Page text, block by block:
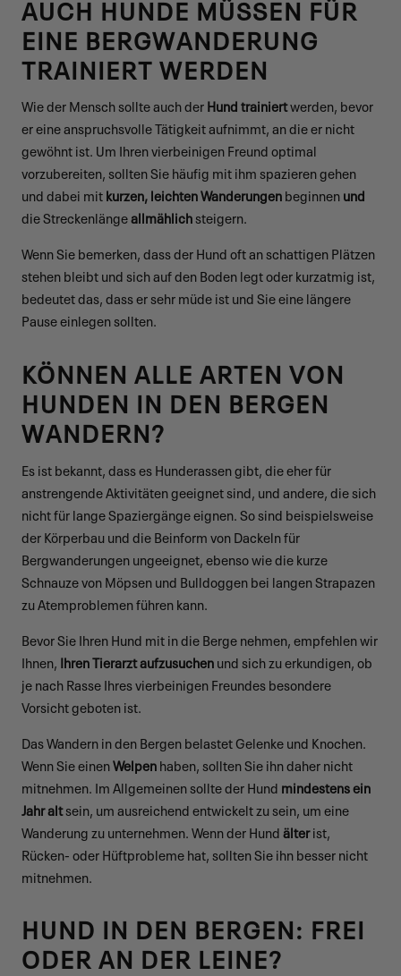
AUCH HUNDE MÜSSEN FÜR
EINE BERGWANDERUNG
TRAINIERT WERDEN
Wie der Mensch sollte auch derHund trainiertwerden, bevor
er eine anspruchsvolle Tätigkeit aufnimmt, an die er nicht
gewöhnt ist. Um Ihren vierbeinigen Freund optimal
vorzubereiten, sollten Sie häufig mit ihm spazieren gehen
und dabei mitkurzen, leichten Wanderungenbeginnenund
die Streckenlängeallmählichsteigern.
Wenn Sie bemerken, dass der Hund oft an schattigen Plätzen
stehen bleibt und sich auf den Boden legt oder kurzatmig ist,
bedeutet das, dass er sehr müde ist und Sie eine längere
Pause einlegen sollten.
KÖNNEN ALLE ARTEN VON
HUNDEN IN DEN BERGEN
WANDERN?
Es ist bekannt, dass es Hunderassen gibt, die eher für
anstrengende Aktivitäten geeignet sind, und andere, die sich
nicht für lange Spaziergänge eignen. So sind beispielsweise
der Körperbau und die Beinform von Dackeln für
Bergwanderungen ungeeignet, ebenso wie die kurze
Schnauze von Möpsen und Bulldoggen bei langen Strapazen
zu Atemproblemen führen kann.
Bevor Sie Ihren Hund mit in die Berge nehmen, empfehlen wir
Ihnen, Ihren Tierarzt aufzusuchenund sich zu erkundigen, ob
je nach Rasse Ihres vierbeinigen Freundes besondere
Vorsicht geboten ist.
Das Wandern in den Bergen belastet Gelenke und Knochen.
Wenn Sie einenWelpenhaben, sollten Sie ihn daher nicht
mitnehmen. Im Allgemeinen sollte der Hund mindestens ein
Jahr altsein, um ausreichend entwickelt zu sein, um eine
Wanderung zu unternehmen. Wenn der Hundälterist,
Rücken- oder Hüftprobleme hat, sollten Sie ihn besser nicht
mitnehmen.
HUND IN DEN BERGEN: FREI
ODER AN DER LEINE?